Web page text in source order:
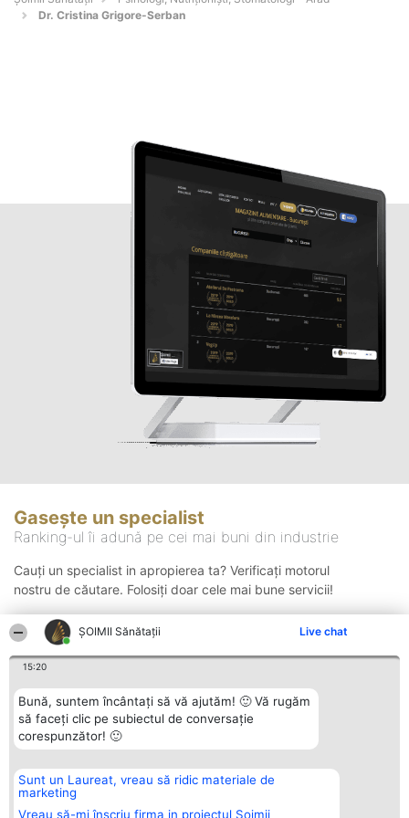
ŞOIMII Sănătații Live chat
15:20
Bună, suntem încântați să vă ajutăm! 🙂 Vă rugăm
să faceți clic pe subiectul de conversație
corespunzător! 🙂
Sunt un Laureat, vreau să ridic materiale de
marketing
Vreau să-mi înscriu firma in proiectul Șoimii
Dr. Cristina Grigore-Serban
Gasește un specialist
Ranking-ul îi adună pe cei mai buni din industrie
Cauți un specialist in apropierea ta? Verificați motorul
nostru de căutare. Folosiți doar cele mai bune servicii!
Organizator Ranking
BRIGHT SOLUTIONS BR SRL
Aleea Timisul De Sus 2 Bl. A30
Plebiscyt
Lista Tuturor
Contact